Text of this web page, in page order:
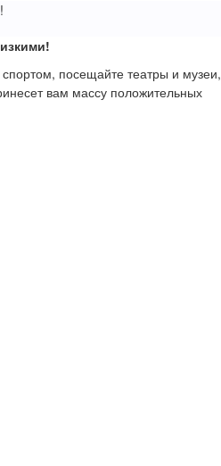
посещайте театры и музеи,
вам массу положительных